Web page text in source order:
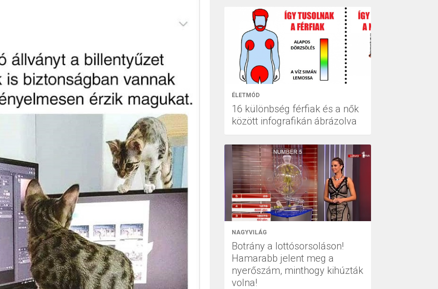
ÉLETMÓD
16 különbség férfiak és a nők
között infografikán ábrázolva
NAGYVILÁG
Botrány a lottósorsoláson!
Hamarabb jelent meg a
nyerőszám, minthogy kihúzták
volna!